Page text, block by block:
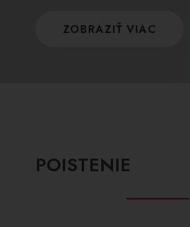
ZOBRAZIŤ VIAC
POISTENIE